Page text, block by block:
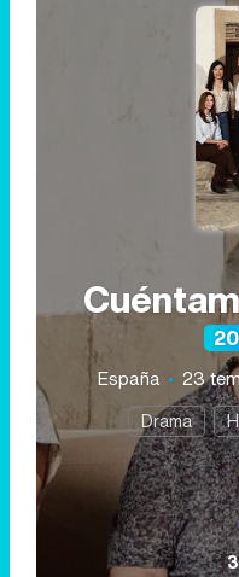
España 23
Drama